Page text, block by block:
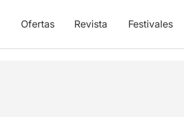
Ofertas Revista Festivales